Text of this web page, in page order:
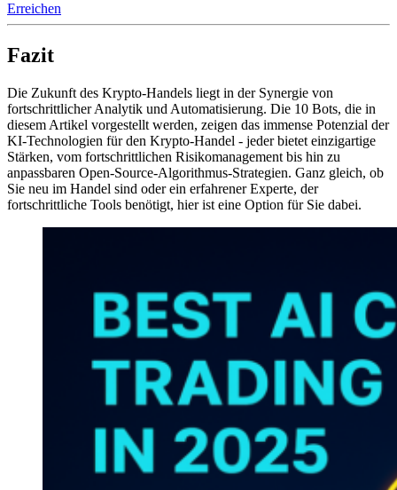
Erreichen
Fazit
Die Zukunft des Krypto-Handels liegt in der Synergie von
fortschrittlicher Analytik und Automatisierung. Die 10 Bots, die in
diesem Artikel vorgestellt werden, zeigen das immense Potenzial der
KI-Technologien für den Krypto-Handel - jeder bietet einzigartige
Stärken, vom fortschrittlichen Risikomanagement bis hin zu
anpassbaren Open-Source-Algorithmus-Strategien. Ganz gleich, ob
Sie neu im Handel sind oder ein erfahrener Experte, der
fortschrittliche Tools benötigt, hier ist eine Option für Sie dabei.